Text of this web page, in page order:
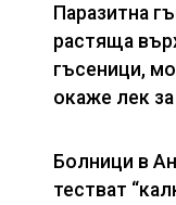
Паразитна
растяща
гъсеници, може да се
окаже лек за
Болници в
тестват